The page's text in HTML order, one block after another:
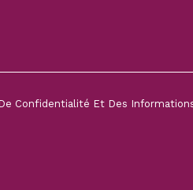
Confidentialité Et Des